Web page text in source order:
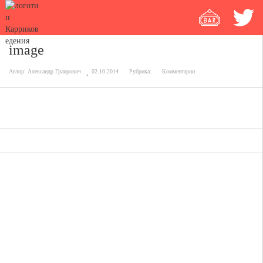
image
Автор: Александр Граирович 02.10.2014 Рубрика: Комментарии